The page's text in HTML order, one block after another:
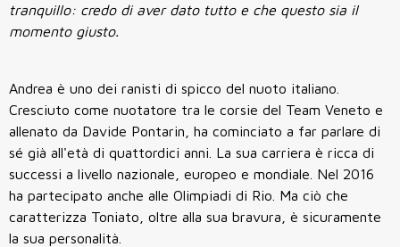
tranquillo: credo di aver dato tutto e che questo sia il
momento giusto.
Andrea è uno dei ranisti di spicco del nuoto italiano.
Cresciuto come nuotatore tra le corsie del Team Veneto e
allenato da Davide Pontarin, ha cominciato a far parlare di
sé già all'età di quattordici anni. La sua carriera è ricca di
successi a livello nazionale, europeo e mondiale. Nel 2016
ha partecipato anche alle Olimpiadi di Rio. Ma ciò che
caratterizza Toniato, oltre alla sua bravura, è sicuramente
la sua personalità.